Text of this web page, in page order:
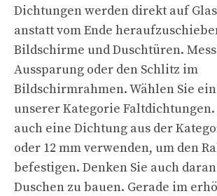
Dichtungen werden direkt auf
anstatt vom Ende
Bildschirme und Duschtüren.
Aussparung oder den Schlitz im
Bildschirmrahmen. Wählen Sie
unserer Kategorie Faltdichtungen.
auch eine Dichtung aus der
oder 12 mm verwenden, um den
befestigen. Denken Sie auch
Duschen zu bauen. Gerade im